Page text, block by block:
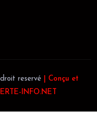
reservé
| Conçu et
INFO.NET